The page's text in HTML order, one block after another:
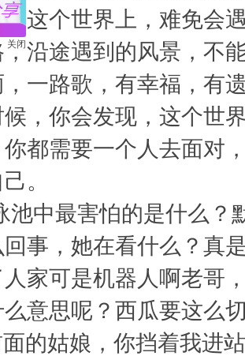
个世界上，难免会遇
沿途遇到的风景，不
一路歌，有幸福，有
，你会发现，这个世
都需要一个人去面对
。
最害怕的是什么？
事，她在看什么？真
家可是机器人啊老哥
意思呢？西瓜要这么
的姑娘，你挡着我进
关闭